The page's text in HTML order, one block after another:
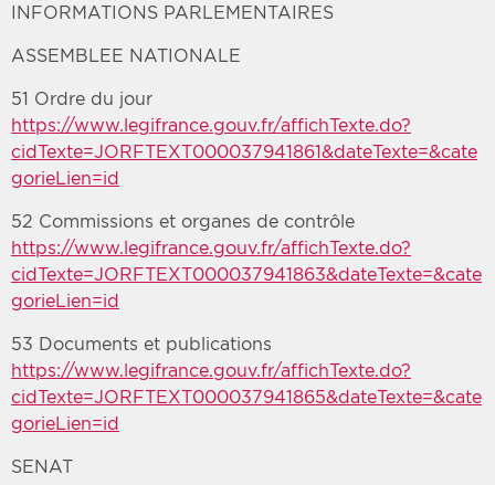
INFORMATIONS PARLEMENTAIRES
ASSEMBLEE NATIONALE
51 Ordre du jour
https://www.legifrance.gouv.fr/affichTexte.do?
cidTexte=JORFTEXT000037941861&dateTexte=&cate
gorieLien=id
52 Commissions et organes de contrôle
https://www.legifrance.gouv.fr/affichTexte.do?
cidTexte=JORFTEXT000037941863&dateTexte=&cate
gorieLien=id
53 Documents et publications
https://www.legifrance.gouv.fr/affichTexte.do?
cidTexte=JORFTEXT000037941865&dateTexte=&cate
gorieLien=id
SENAT